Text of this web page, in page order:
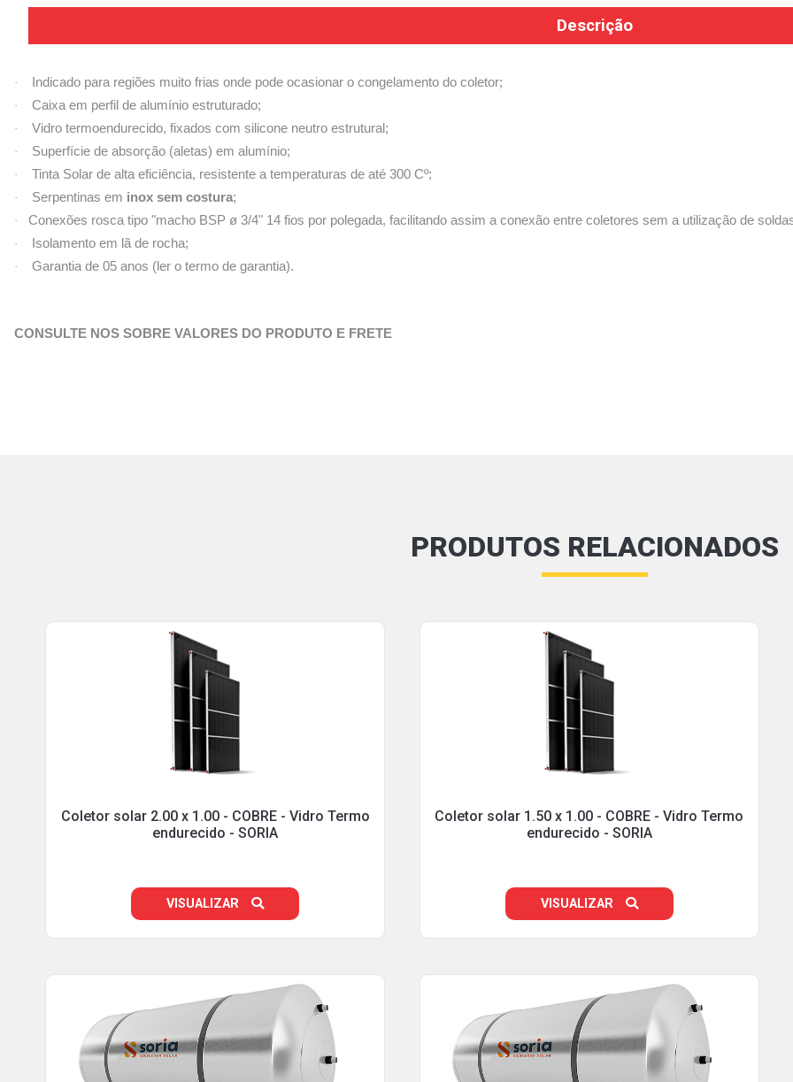
Descrição
· Indicado para regiões muito frias onde pode ocasionar o congelamento do coletor;
· Caixa em perfil de alumínio estruturado;
· Vidro termoendurecido, fixados com silicone neutro estrutural;
· Superfície de absorção (aletas) em alumínio;
· Tinta Solar de alta eficiência, resistente a temperaturas de até 300 Cº;
· Serpentinas em inox sem costura;
· Conexões rosca tipo "macho BSP ø 3/4" 14 fios por polegada, facilitando assim a conexão entre coletores sem a utilização de
· Isolamento em lã de rocha;
· Garantia de 05 anos (ler o termo de garantia).
CONSULTE NOS SOBRE VALORES DO PRODUTO E FRETE
PRODUTOS RELACIONADOS
Coletor solar 2.00 x 1.00 - COBRE - Vidro Termo
endurecido - SORIA
VISUALIZAR
Coletor solar 1.50 x 1.00 - COBRE - Vidro Termo
endurecido - SORIA
VISUALIZAR